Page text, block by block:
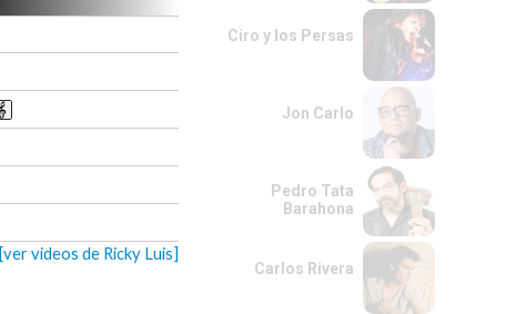
[ver videos de Ricky Luis]
Ciro y los Persas
Jon Carlo
Pedro Tata
Barahona
Carlos Rivera